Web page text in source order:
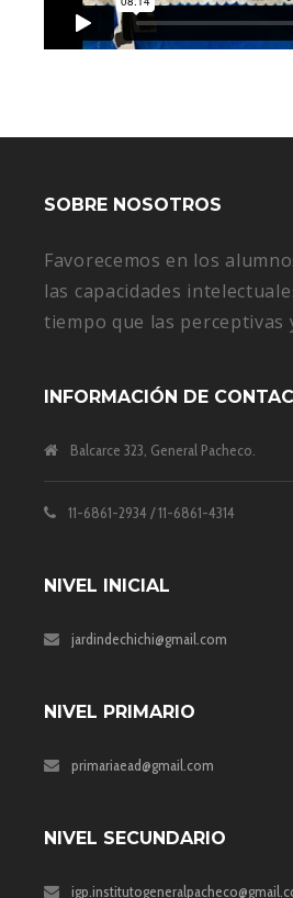
SOBRE NOSOTROS
Favorecemos en los
las capacidades
tiempo que las perceptivas
INFORMACIÓN DE
Balcarce 323, General Pacheco.
11-6861-2934 / 11-6861-4314
NIVEL INICIAL
jardindechichi@gmail.com
NIVEL PRIMARIO
primariaead@gmail.com
NIVEL SECUNDARIO